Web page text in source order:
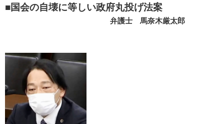
■国会の自壊に等しい政府丸投げ法案
弁護士 馬奈木厳太郎